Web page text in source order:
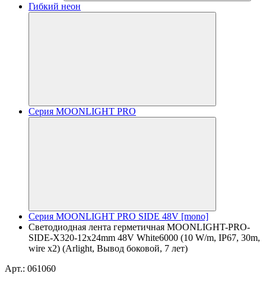
Гибкий неон
Серия MOONLIGHT PRO
Серия MOONLIGHT PRO SIDE 48V [mono]
Светодиодная лента герметичная MOONLIGHT-PRO-
SIDE-X320-12x24mm 48V White6000 (10 W/m, IP67, 30m,
wire x2) (Arlight, Вывод боковой, 7 лет)
Арт.: 061060